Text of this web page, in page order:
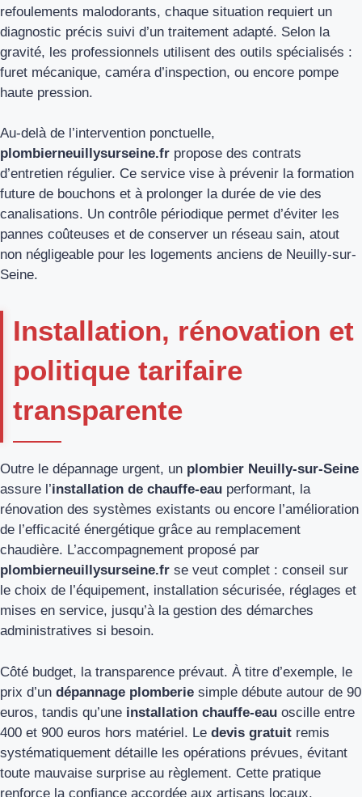
refoulements malodorants, chaque situation requiert un
diagnostic précis suivi d’un traitement adapté. Selon la
gravité, les professionnels utilisent des outils spécialisés :
furet mécanique, caméra d’inspection, ou encore pompe
haute pression.
Au-delà de l’intervention ponctuelle,
plombierneuillysurseine.fr propose des contrats
d’entretien régulier. Ce service vise à prévenir la formation
future de bouchons et à prolonger la durée de vie des
canalisations. Un contrôle périodique permet d’éviter les
pannes coûteuses et de conserver un réseau sain, atout
non négligeable pour les logements anciens de Neuilly-sur-
Seine.
Installation, rénovation et
politique tarifaire
transparente
Outre le dépannage urgent, un plombier Neuilly-sur-Seine
assure l’installation de chauffe-eau performant, la
rénovation des systèmes existants ou encore l’amélioration
de l’efficacité énergétique grâce au remplacement
chaudière. L’accompagnement proposé par
plombierneuillysurseine.fr se veut complet : conseil sur
le choix de l’équipement, installation sécurisée, réglages et
mises en service, jusqu’à la gestion des démarches
administratives si besoin.
Côté budget, la transparence prévaut. À titre d’exemple, le
prix d’un dépannage plomberie simple débute autour de 90
euros, tandis qu’une installation chauffe-eau oscille entre
400 et 900 euros hors matériel. Le devis gratuit remis
systématiquement détaille les opérations prévues, évitant
toute mauvaise surprise au règlement. Cette pratique
renforce la confiance accordée aux artisans locaux,